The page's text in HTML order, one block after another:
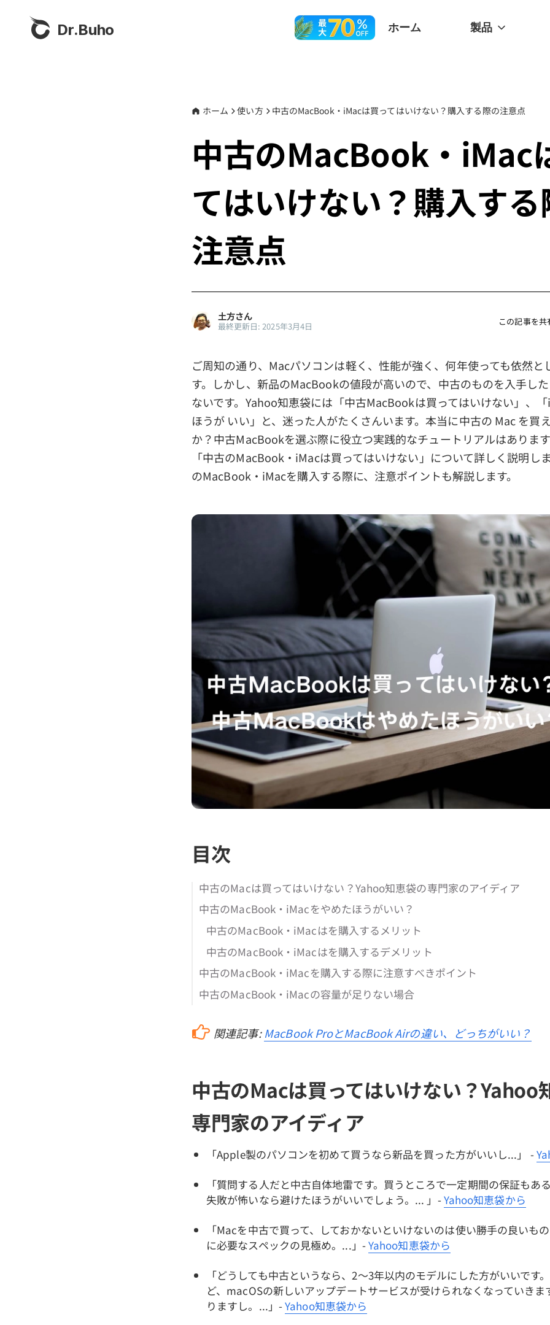
Dr.Buho ホーム 製品
ホーム 使い方 中古のMacBook・iMacは買ってはいけない？購入する際の注意点
中古のMacBook・iMac
てはいけない？購入す
注意点
土方さん
最終更新日: 2025年3月4日 この記事を共
ご周知の通り、Macパソコンは軽く、性能が強く、何年使っても依然と
す。しかし、新品のMacBookの値段が高いので、中古のものを入手し
ないです。Yahoo知恵袋には「中古MacBookは買ってはいけない」、
ほうが いい」と、迷った人がたくさんいます。本当に中古の Mac を買
か？中古MacBookを選ぶ際に役立つ実践的なチュートリアルはありま
「中古のMacBook・iMacは買ってはいけない」について詳しく説明し
のMacBook・iMacを購入する際に、注意ポイントも解説します。
目次
中古のMacは買ってはいけない？Yahoo知恵袋の専門家のアイディア
中古のMacBook・iMacをやめたほうがいい？
中古のMacBook・iMacはを購入するメリット
中古のMacBook・iMacはを購入するデメリット
中古のMacBook・iMacを購入する際に注意すべきポイント
中古のMacBook・iMacの容量が足りない場合
関連記事: MacBook ProとMacBook Airの違い、どっちがいい？
中古のMacは買ってはいけない？Yahoo
専門家のアイディア
「Apple製のパソコンを初めて買うなら新品を買った方がいいし...」 -
「質問する人だと中古自体地雷です。買うところで一定期間の保証もあ
失敗が怖いなら避けたほうがいいでしょう。... 」-Yahoo知恵袋から
「Macを中古で買って、しておかないといけないのは使い勝手の良いも
に必要なスペックの見極め。...」-Yahoo知恵袋から
「どうしても中古というなら、2〜3年以内のモデルにした方がいいです
ど、macOSの新しいアップデートサービスが受けられなくなっていきま
りますし。...」-Yahoo知恵袋から